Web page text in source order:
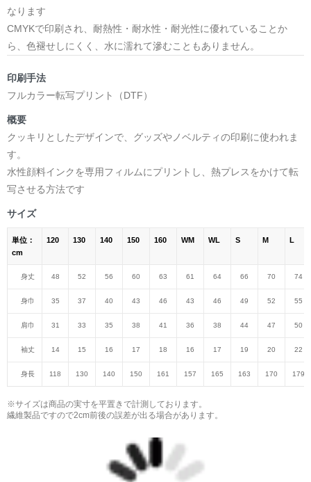
なります
CMYKで印刷され、耐熱性・耐水性・耐光性に優れていることか
ら、色褪せしにくく、水に濡れて滲むこともありません。
印刷手法
フルカラー転写プリント（DTF）
概要
クッキリとしたデザインで、グッズやノベルティの印刷に使われま
す。
水性顔料インクを専用フィルムにプリントし、熱プレスをかけて転
写させる方法です
サイズ
単位：
cm
120 130 140 150 160 WM WL S M L
身丈 48 52 56 60 63 61 64 66 70 74
身巾 35 37 40 43 46 43 46 49 52 55
肩巾 31 33 35 38 41 36 38 44 47 50
袖丈 14 15 16 17 18 16 17 19 20 22
身長 118 130 140 150 161 157 165 163 170 179
※サイズは商品の実寸を平置きで計測しております。
繊維製品ですので2cm前後の誤差が出る場合があります。